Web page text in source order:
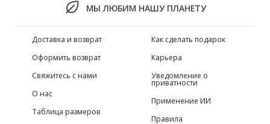
МЫ ЛЮБИМ НАШУ ПЛАНЕТУ
Доставка и возврат
Оформить возврат
Свяжитесь с нами
О нас
Таблица размеров
Как сделать подарок
Карьера
Уведомление о
приватности
Применение ИИ
Правила